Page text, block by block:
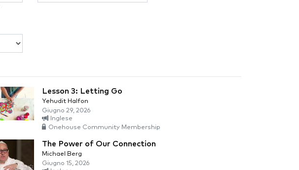
Lesson 3: Letting Go
Yehudit Halfon
Giugno 29, 2026
Inglese
Onehouse Community Membership
The Power of Our Connection
Michael Berg
Giugno 15, 2026